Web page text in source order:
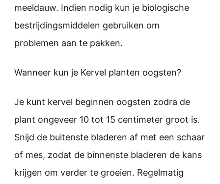
meeldauw. Indien nodig kun je biologische
bestrijdingsmiddelen gebruiken om
problemen aan te pakken.
Wanneer kun je Kervel planten oogsten?
Je kunt kervel beginnen oogsten zodra de
plant ongeveer 10 tot 15 centimeter groot is.
Snijd de buitenste bladeren af met een schaar
of mes, zodat de binnenste bladeren de kans
krijgen om verder te groeien. Regelmatig